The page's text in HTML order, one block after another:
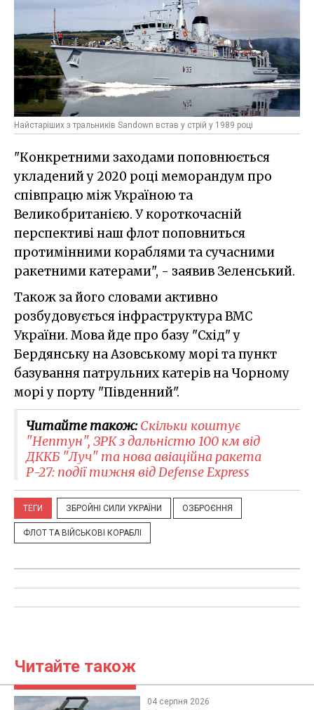
Найстаріших з тральників Sandown встав у стрій у 1989 році
"Конкретними заходами поповнюється
укладений у 2020 році меморандум про
співпрацю між Україною та
Великобританією. У короткочасній
перспективі наш флот поповниться
протимінними кораблями та сучасними
ракетними катерами", - заявив Зеленський.
Також за його словами активно
розбудовується інфраструктура ВМС
України. Мова йде про базу "Схід" у
Бердянську на Азовському морі та пункт
базування патрульних катерів на Чорному
морі у порту "Південний".
Читайте також:Скільки коштує
"Нептун", ЗРК з дальністю 100 км від
ДККБ "Луч" та нова авіаційна ракета
Р-27: події тижня від Defense Express
ТЕГИ ЗБРОЙНІ СИЛИ УКРАЇНИ ОЗБРОЄННЯ
ФЛОТ ТА ВІЙСЬКОВІ КОРАБЛІ
Читайте також
04 серпня 2026